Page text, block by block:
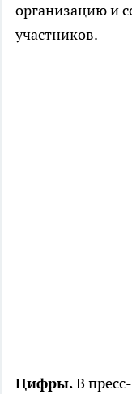
организацию и
участников.
Цифры.В